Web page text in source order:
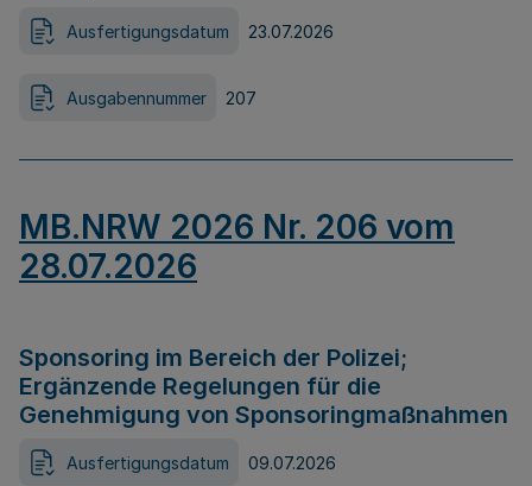
Ausfertigungsdatum 23.07.2026
Ausgabennummer 207
MB.NRW 2026 Nr. 206 vom
28.07.2026
Sponsoring im Bereich der Polizei;
Ergänzende Regelungen für die
Genehmigung von Sponsoringmaßnahmen
Ausfertigungsdatum 09.07.2026